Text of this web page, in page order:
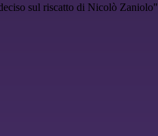
sul riscatto di Nicolò Zaniolo"